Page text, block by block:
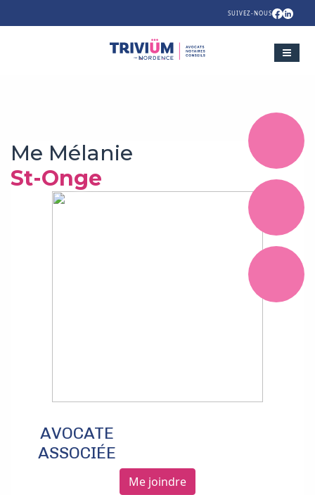
SUIVEZ-NOUS
Me Mélanie
St-Onge
AVOCATE
ASSOCIÉE
Me joindre